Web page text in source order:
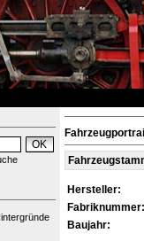
Hersteller:
Fabriknummer:
Baujahr: